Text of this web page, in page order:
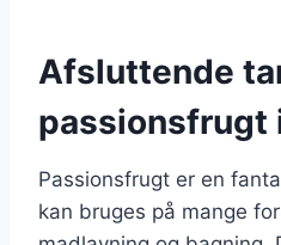
Afsluttende
passionsfrugt
Passionsfrugt er en
kan bruges på mange